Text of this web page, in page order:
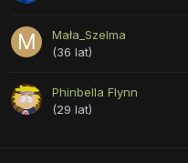
Mała_Szelma
(36 lat)
Phinbella Flynn
(29 lat)